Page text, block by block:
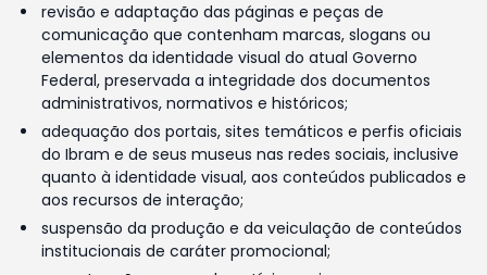
revisão e adaptação das páginas e peças de
comunicação que contenham marcas, slogans ou
elementos da identidade visual do atual Governo
Federal, preservada a integridade dos documentos
administrativos, normativos e históricos;
adequação dos portais, sites temáticos e perfis oficiais
do Ibram e de seus museus nas redes sociais, inclusive
quanto à identidade visual, aos conteúdos publicados e
aos recursos de interação;
suspensão da produção e da veiculação de conteúdos
institucionais de caráter promocional;